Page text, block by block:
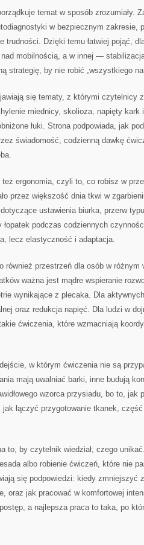
temat w sposób zrozumiały.
w bezpiecznym zakresie,
trudności. Dzięki temu łatwiej pojąć,
nad mobilnością, a w innej —
strategię, by nie robić „wszystkiego
się tematy, z którymi czytelnicy
miednicy, skolioza, napięty kark
łuki. Strona podpowiada, jak
świadomość, codzienną dawkę
ergonomia, czyli to, co robisz w
przez większość dnia tkwi w
ustawienia biurka, przerw
podczas codziennych
lecz elastyczność i adaptacja.
również przestrzeń dla osób w
ważna jest mądre wspieranie
wynikające z plecaka. Dla
oraz redukcja napięć. Dla ludzi w
ćwiczenia, które wzmacniają
w którym ćwiczenia nie są
mają uwalniać barki, inne budują
wzorca przysiadu, bo to, jak
łączyć przygotowanie tkanek,
to, by czytelnik wiedział, czego
albo robienie ćwiczeń, które nie
się podpowiedzi: kiedy zmniejszyć
oraz jak pracować w komfortowej
a najlepsza praca to taka, po